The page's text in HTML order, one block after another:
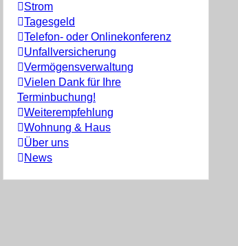
Strom
Tagesgeld
Telefon- oder Onlinekonferenz
Unfallversicherung
Vermögensverwaltung
Vielen Dank für Ihre
Terminbuchung!
Weiterempfehlung
Wohnung & Haus
Über uns
News